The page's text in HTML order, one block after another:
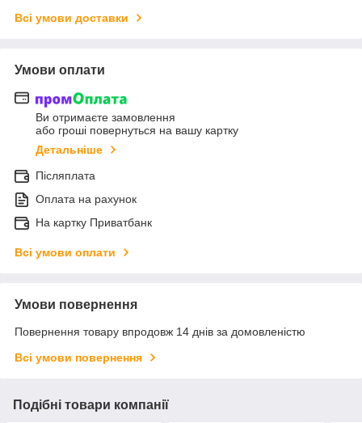
Всі умови доставки
Умови оплати
Ви отримаєте замовлення
або гроші повернуться на вашу картку
Детальніше
Післяплата
Оплата на рахунок
На картку Приватбанк
Всі умови оплати
Умови повернення
Повернення товару впродовж 14 днів за домовленістю
Всі умови повернення
Подібні товари компанії